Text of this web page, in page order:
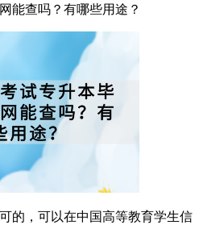
能查吗？有哪些用途？
的，可以在中国高等教育学生信